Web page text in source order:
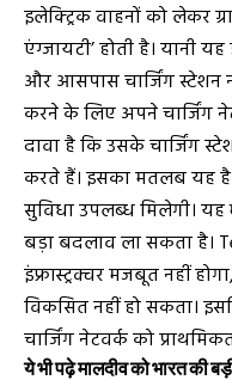
इलेक्ट्रिक वाहनों को लेकर
एंग्जायटी’ होती है। यानी
और आसपास चार्जिंग स्टेशन
करने के लिए अपने चार्जिंग
दावा है कि उसके चार्जिंग
करते हैं। इसका मतलब यह है
सुविधा उपलब्ध मिलेगी। यह
बड़ा बदलाव ला सकता है।
इंफ्रास्ट्रक्चर मजबूत नहीं
विकसित नहीं हो सकता।
चार्जिंग नेटवर्क को
ये भी पढ़ेमालदीव को भारत की